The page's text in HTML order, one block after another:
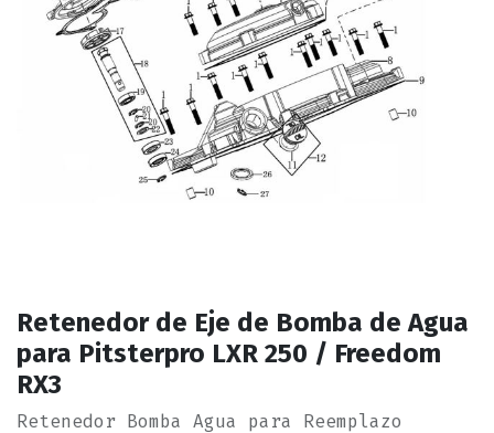
Retenedor de Eje de Bomba de Agua
para Pitsterpro LXR 250 / Freedom
RX3
Retenedor Bomba Agua para Reemplazo